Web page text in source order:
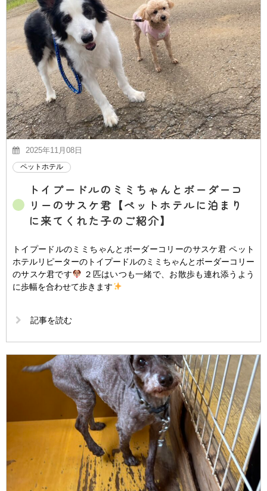
2025年11月08日
ペットホテル
トイプードルのミミちゃんとボーダーコ
リーのサスケ君【ペットホテルに泊まり
に来てくれた子のご紹介】
トイプードルのミミちゃんとボーダーコリーのサスケ君 ペット
ホテルリピーターのトイプードルのミミちゃんとボーダーコリー
のサスケ君です
２匹はいつも一緒で、お散歩も連れ添うよう
に歩幅を合わせて歩きます
記事を読む